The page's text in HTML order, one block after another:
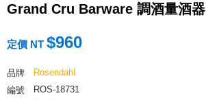
Grand Cru Barware 調酒量酒器
定價 NT $960
品牌
Rosendahl
編號
ROS-18731